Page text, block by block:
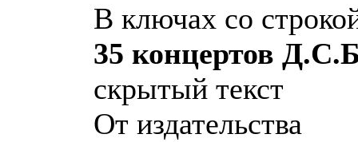
В ключах со
35 концертов
скрытый текст
От издательства